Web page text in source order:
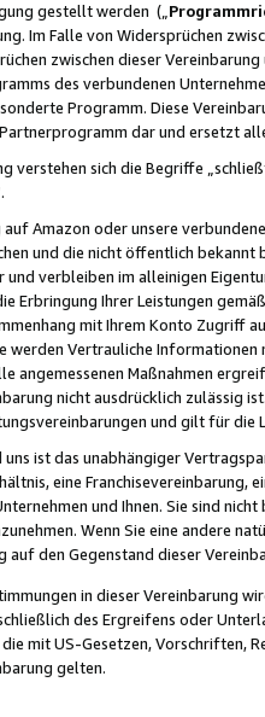
gestellt werden („
Im Falle von Widersprüchen
zwischen dieser
des verbundenen
Programm. Diese
dar und ersetzt
verstehen sich die Begriffe
Amazon oder unsere
und die nicht öffentlich
und verbleiben im alleinigen
Erbringung Ihrer Leistungen
mit Ihrem Konto
werden Vertrauliche
angemessenen Maßnahmen
nicht ausdrücklich zulässig
und gilt für die
uns ist das unabhängiger
eine Franchisevereinbarung,
und Ihnen. Sie sind
Wenn Sie eine andere
auf den Gegenstand dieser
in dieser Vereinbarung
des Ergreifens oder
mit US-Gesetzen, Vorschriften,
gelten.